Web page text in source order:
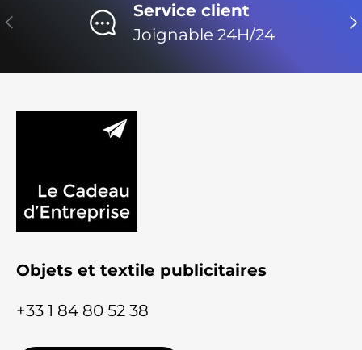
Précédent
Service client
Joignable 24H/24
Objets et textile publicitaires
+33 1 84 80 52 38